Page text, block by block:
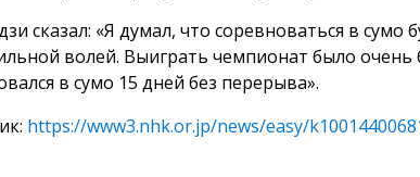
сказал: «Я думал, что соревноваться в сумо
волей. Выиграть чемпионат было
в сумо 15 дней без перерыва».
https://www3.nhk.or.jp/news/easy/